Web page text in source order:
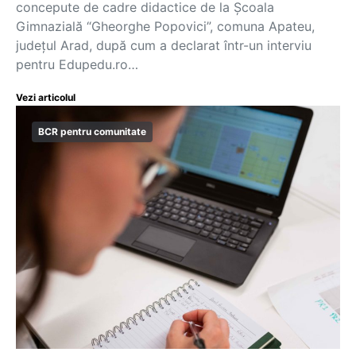
concepute de cadre didactice de la Școala
Gimnazială “Gheorghe Popovici”, comuna Apateu,
județul Arad, după cum a declarat într-un interviu
pentru Edupedu.ro…
Vezi articolul
BCR pentru comunitate